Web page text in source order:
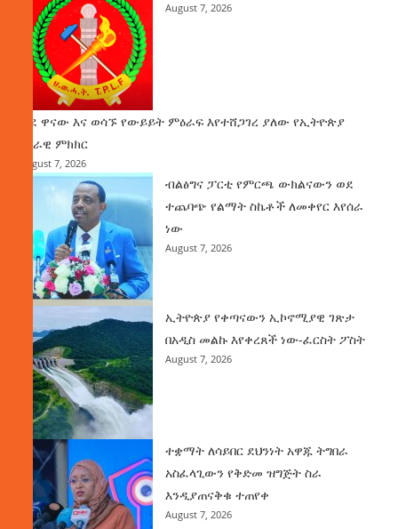
August 7, 2026
ወደ ዋናው እና ወሳኙ የውይይት ምዕራፍ እየተሸጋገረ ያለው የኢትዮጵያ
ሀገራዊ ምክክር
August 7, 2026
ብልፅግና ፓርቲ የምርጫ ውክልናውን ወደ
ተጨባጭ የልማት ስኬቶች ለመቀየር እየሰራ
ነው
August 7, 2026
ኢትዮጵያ የቀጣናውን ኢኮኖሚያዊ ገጽታ
በአዲስ መልኩ እየቀረጸች ነው-ፈርስት ፖስት
August 7, 2026
ተቋማት ለሳይበር ደህንነት አዋጁ ትግበራ
አስፈላጊውን የቅድመ ዝግጅት ስራ
እንዲያጠናቅቁ ተጠየቀ
August 7, 2026